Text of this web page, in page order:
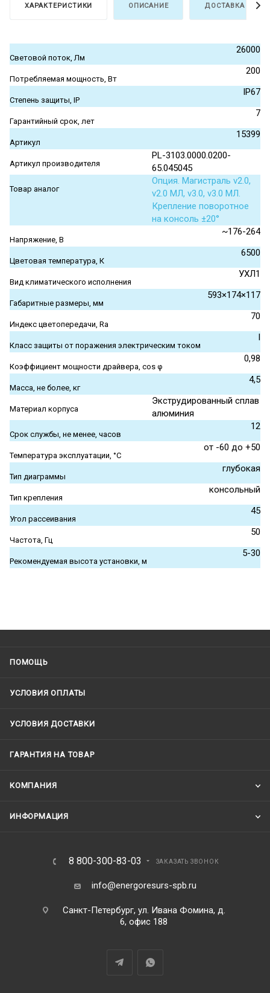
ХАРАКТЕРИСТИКИ ОПИСАНИЕ ДОСТАВКА И
Световой поток, Лм
26000
Потребляемая мощность, Вт
200
Степень защиты, IP
IP67
Гарантийный срок, лет
7
Артикул
15399
Артикул производителя
PL-3103.0000.0200-
65.045045
Товар аналог
Опция. Магистраль v2.0,
v2.0 МЛ, v3.0, v3.0 МЛ.
Крепление поворотное
на консоль ±20°
Напряжение, В
~176-264
Цветовая температура, К
6500
Вид климатического исполнения
УХЛ1
Габаритные размеры, мм
593×174×117
Индекс цветопередачи, Ra
70
Класс защиты от поражения электрическим током
I
Коэффициент мощности драйвера, cos φ
0,98
Масса, не более, кг
4,5
Материал корпуса
Экструдированный сплав
алюминия
Срок службы, не менее, часов
12
Температура эксплуатации, °С
от -60 до +50
Тип диаграммы
глубокая
Тип крепления
консольный
Угол рассеивания
45
Частота, Гц
50
Рекомендуемая высота установки, м
5-30
ПОМОЩЬ
УСЛОВИЯ ОПЛАТЫ
УСЛОВИЯ ДОСТАВКИ
ГАРАНТИЯ НА ТОВАР
КОМПАНИЯ
ИНФОРМАЦИЯ
8 800-300-83-03 ЗАКАЗАТЬ ЗВОНОК
info@energoresurs-spb.ru
Санкт-Петербург, ул. Ивана Фомина, д.
6, офис 188